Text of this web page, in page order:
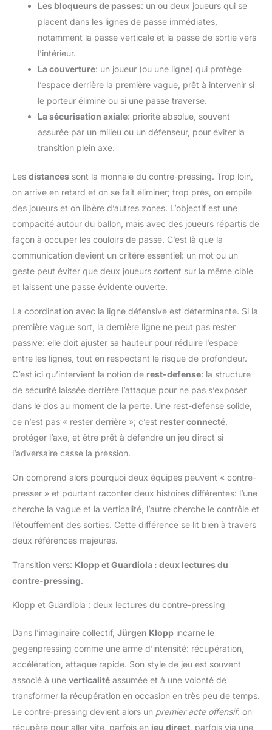
Les bloqueurs de passes: un ou deux joueurs qui se
placent dans les lignes de passe immédiates,
notamment la passe verticale et la passe de sortie vers
l’intérieur.
La couverture: un joueur (ou une ligne) qui protège
l’espace derrière la première vague, prêt à intervenir si
le porteur élimine ou si une passe traverse.
La sécurisation axiale: priorité absolue, souvent
assurée par un milieu ou un défenseur, pour éviter la
transition plein axe.
Les distances sont la monnaie du contre-pressing. Trop loin,
on arrive en retard et on se fait éliminer; trop près, on empile
des joueurs et on libère d’autres zones. L’objectif est une
compacité autour du ballon, mais avec des joueurs répartis de
façon à occuper les couloirs de passe. C’est là que la
communication devient un critère essentiel: un mot ou un
geste peut éviter que deux joueurs sortent sur la même cible
et laissent une passe évidente ouverte.
La coordination avec la ligne défensive est déterminante. Si la
première vague sort, la dernière ligne ne peut pas rester
passive: elle doit ajuster sa hauteur pour réduire l’espace
entre les lignes, tout en respectant le risque de profondeur.
C’est ici qu’intervient la notion de rest-defense: la structure
de sécurité laissée derrière l’attaque pour ne pas s’exposer
dans le dos au moment de la perte. Une rest-defense solide,
ce n’est pas « rester derrière »; c’est rester connecté
protéger l’axe, et être prêt à défendre un jeu direct si
l’adversaire casse la pression.
On comprend alors pourquoi deux équipes peuvent « contre-
presser » et pourtant raconter deux histoires différentes: l’une
cherche la vague et la verticalité, l’autre cherche le contrôle et
l’étouffement des sorties. Cette différence se lit bien à travers
deux références majeures.
Transition vers: Klopp et Guardiola : deux lectures du
contre-pressing.
Klopp et Guardiola : deux lectures du contre-pressing
Dans l’imaginaire collectif, Jürgen Klopp incarne le
gegenpressing comme une arme d’intensité: récupération,
accélération, attaque rapide. Son style de jeu est souvent
associé à une verticalité assumée et à une volonté de
transformer la récupération en occasion en très peu de temps.
Le contre-pressing devient alors un premier acte offensif: on
récupère pour aller vite, parfois en jeu direct , parfois via une